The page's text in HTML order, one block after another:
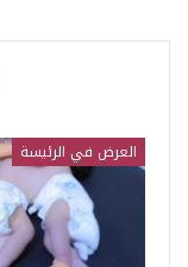
العرض في الرئيسة